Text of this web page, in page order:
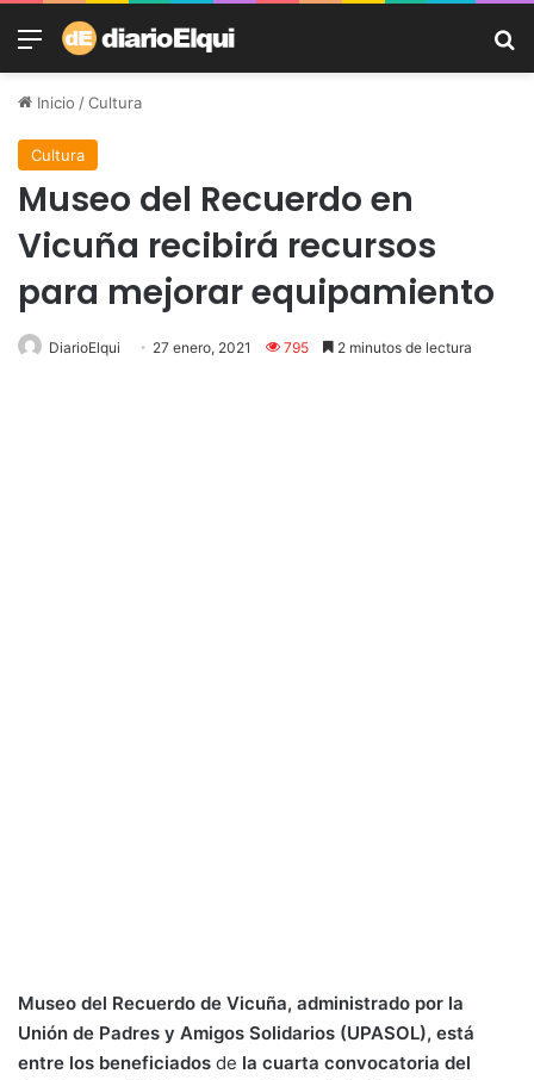
Menú
Inicio /Cultura
Cultura
Museo del Recuerdo en
Vicuña recibirá recursos
para mejorar equipamiento
DiarioElqui 27 enero, 2021 795 2 minutos de lectura
Museo del Recuerdo de Vicuña, administrado por la
Unión de Padres y Amigos Solidarios (UPASOL), está
entre los beneficiados de la cuarta convocatoria del